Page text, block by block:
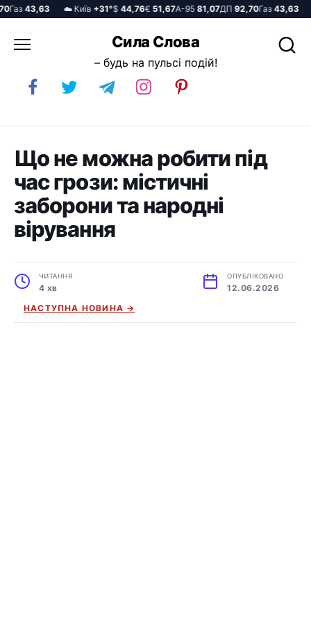
43,63 ☁️ Київ+31°$44,76€51,67А-9581,07ДП92,70Газ43,63 ☁️
до
Сила Слова
– будь на пульсі подій!
Що не можна робити під
час грози: містичні
заборони та народні
вірування
ЧИТАННЯ
4 хв
ОПУБЛІКОВАНО
12.06.2026
НАСТУПНА НОВИНА →